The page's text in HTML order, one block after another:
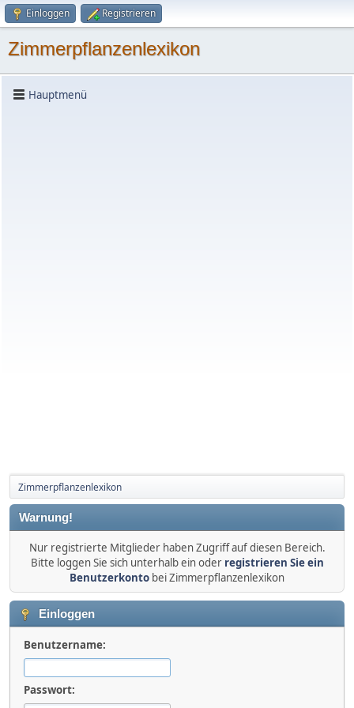
Einloggen Registrieren
Zimmerpflanzenlexikon
Hauptmenü
Zimmerpflanzenlexikon
Warnung!
Nur registrierte Mitglieder haben Zugriff auf diesen Bereich.
Bitte loggen Sie sich unterhalb ein oder registrieren Sie ein
Benutzerkonto bei Zimmerpflanzenlexikon
Einloggen
Benutzername:
Passwort: